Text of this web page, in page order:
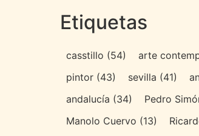
Etiquetas
casstillo (54) arte
pintor (43) sevilla (41)
andalucía (34) Pedro
Manolo Cuervo (13)